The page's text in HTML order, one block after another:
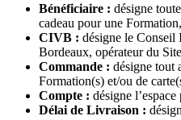
Bénéficiaire : désigne
cadeau pour une
CIVB : désigne le Conseil
Bordeaux, opérateur du
Commande : désigne tout
Formation(s) et/ou de
Compte : désigne
Délai de Livraison :